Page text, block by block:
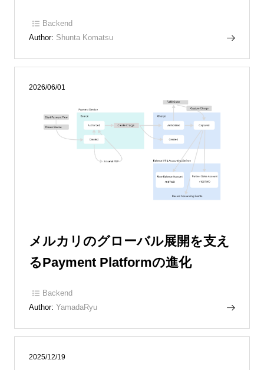
Backend
Author: Shunta Komatsu
2026/06/01
メルカリのグローバル展開を支え
るPayment Platformの進化
Backend
Author: YamadaRyu
2025/12/19